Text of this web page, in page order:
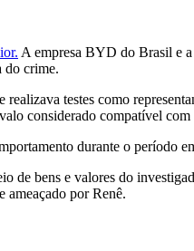
A empresa BYD do Brasil e
do crime.
testes como
considerado compatível
durante o período
bens e valores do
ameaçado por Renê.